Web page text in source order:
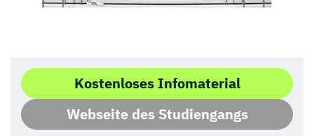
Kostenloses Infomaterial
Webseite des Studiengangs